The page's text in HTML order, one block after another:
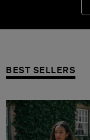
BEST SELLERS
Previous